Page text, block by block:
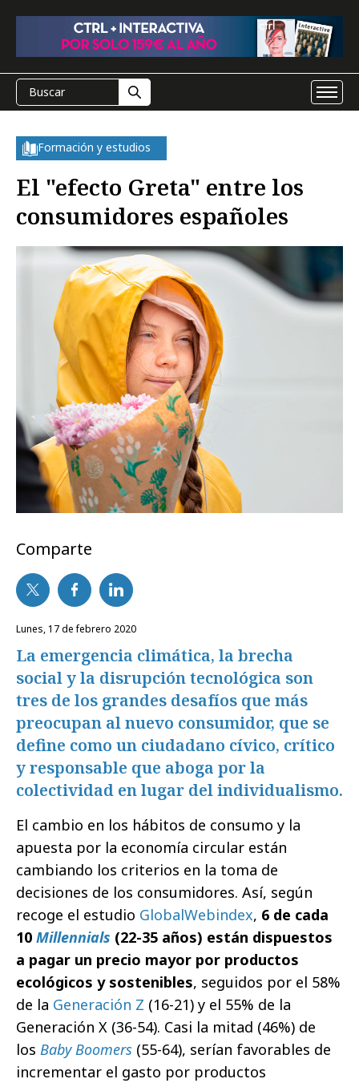
Formación y estudios
El "efecto Greta" entre los
consumidores españoles
Comparte
lunes, 17 de febrero 2020
La emergencia climática, la brecha
social y la disrupción tecnológica son
tres de los grandes desafíos que más
preocupan al nuevo consumidor, que se
define como un ciudadano cívico, crítico
y responsable que aboga por la
colectividad en lugar del individualismo.
El cambio en los hábitos de consumo y la
apuesta por la economía circular están
cambiando los criterios en la toma de
decisiones de los consumidores. Así, según
recoge el estudio GlobalWebindex, 6 de cada
10 Millennials (22-35 años) están dispuestos
a pagar un precio mayor por productos
ecológicos y sostenibles, seguidos por el 58%
de la Generación Z (16-21) y el 55% de la
Generación X (36-54). Casi la mitad (46%) de
los Baby Boomers (55-64), serían favorables de
incrementar el gasto por productos